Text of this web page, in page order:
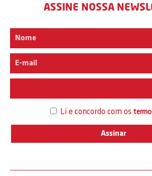
ASSINE NOSSA
Li e concordo com os